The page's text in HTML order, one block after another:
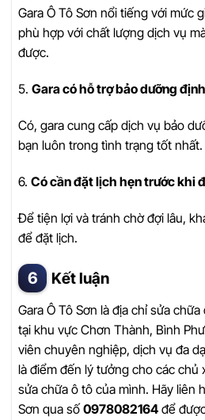
Gara Ô Tô Sơn nổi tiếng với mức
phù hợp với chất lượng dịch vụ
được.
5. Gara có hỗ trợ bảo dưỡng
Có, gara cung cấp dịch vụ bảo
bạn luôn trong tình trạng tốt nhất.
6. Có cần đặt lịch hẹn trước khi
Để tiện lợi và tránh chờ đợi lâu,
để đặt lịch.
Kết luận
Gara Ô Tô Sơn là địa chỉ sửa
tại khu vực Chơn Thành, Bình
viên chuyên nghiệp, dịch vụ đa
là điểm đến lý tưởng cho các chủ
sửa chữa ô tô của mình. Hãy liên
Sơn qua số 0978082164 để